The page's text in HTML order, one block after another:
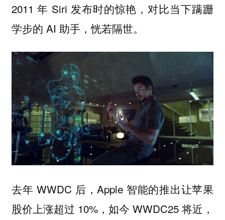
2011 年 Siri 发布时的惊艳，对比当下蹒跚
学步的 AI 助手，恍若隔世。
去年 WWDC 后，Apple 智能的推出让苹果
股价上涨超过 10%，如今 WWDC25 将近，